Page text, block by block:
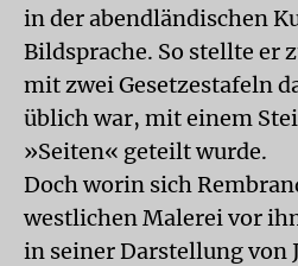
in der abendländischen
Bildsprache. So stellte er
mit zwei Gesetzestafeln
üblich war, mit einem
»Seiten« geteilt wurde.
Doch worin sich
westlichen Malerei vor
in seiner Darstellung von